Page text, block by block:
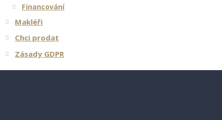
Financování
Makléři
Chci prodat
Zásady GDPR